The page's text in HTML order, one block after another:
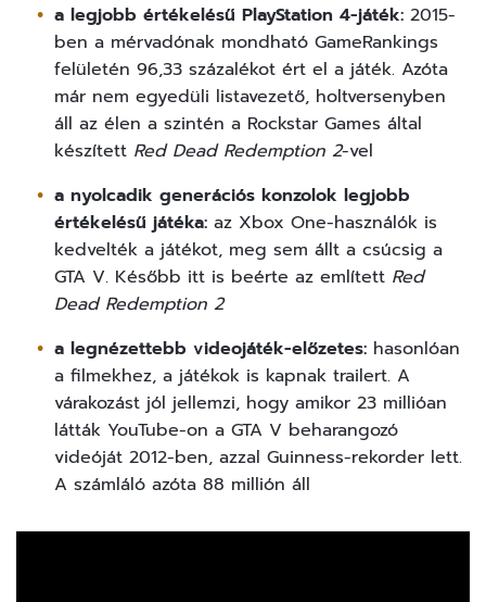
a legjobb értékelésű PlayStation 4-játék: 2015-
ben a mérvadónak mondható GameRankings
felületén 96,33 százalékot ért el a játék. Azóta
már nem egyedüli listavezető, holtversenyben
áll az élen a szintén a Rockstar Games által
készített Red Dead Redemption 2-vel
a nyolcadik generációs konzolok legjobb
értékelésű játéka: az Xbox One-használók is
kedvelték a játékot, meg sem állt a csúcsig a
GTA V. Később itt is beérte az említett Red
Dead Redemption 2
a legnézettebb videojáték-előzetes: hasonlóan
a filmekhez, a játékok is kapnak trailert. A
várakozást jól jellemzi, hogy amikor 23 millióan
látták YouTube-on a GTA V beharangozó
videóját 2012-ben, azzal Guinness-rekorder lett.
A számláló azóta 88 millión áll